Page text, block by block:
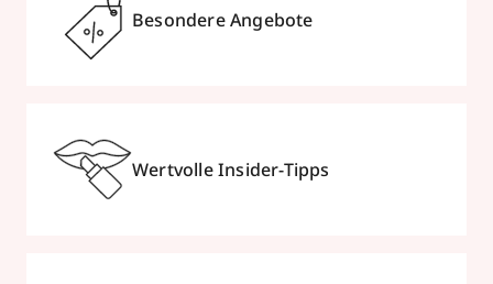
Besondere Angebote
Wertvolle Insider-Tipps